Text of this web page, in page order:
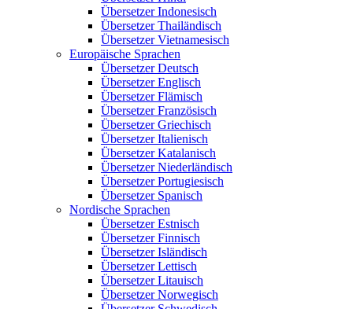
Übersetzer Indonesisch
Übersetzer Thailändisch
Übersetzer Vietnamesisch
Europäische Sprachen
Übersetzer Deutsch
Übersetzer Englisch
Übersetzer Flämisch
Übersetzer Französisch
Übersetzer Griechisch
Übersetzer Italienisch
Übersetzer Katalanisch
Übersetzer Niederländisch
Übersetzer Portugiesisch
Übersetzer Spanisch
Nordische Sprachen
Übersetzer Estnisch
Übersetzer Finnisch
Übersetzer Isländisch
Übersetzer Lettisch
Übersetzer Litauisch
Übersetzer Norwegisch